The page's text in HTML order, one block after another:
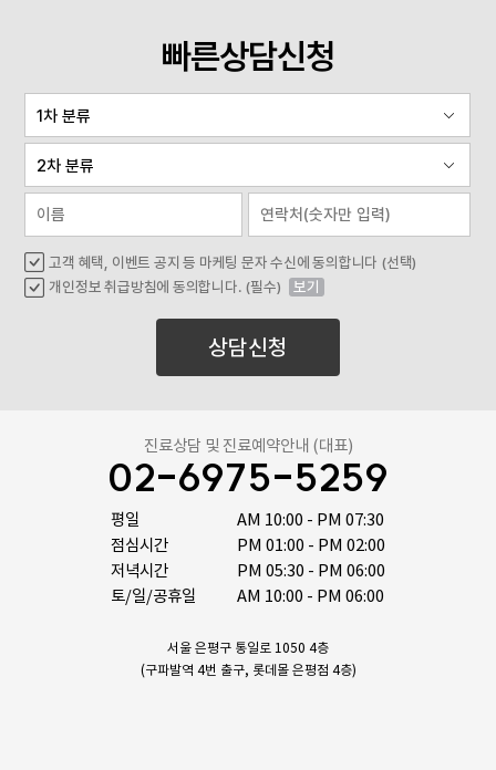
빠른상담신청
고객 혜택, 이벤트 공지 등 마케팅 문자 수신에 동의합니다 (선택)
개인정보 취급방침에 동의합니다. (필수)
보기
상담신청
진료상담 및 진료예약안내 (대표)
02-6975-5259
평일
점심시간
저녁시간
토/일/공휴일
AM 10:00 - PM 07:30
PM 01:00 - PM 02:00
PM 05:30 - PM 06:00
AM 10:00 - PM 06:00
서울 은평구 통일로 1050 4층
(구파발역 4번 출구, 롯데몰 은평점 4층)